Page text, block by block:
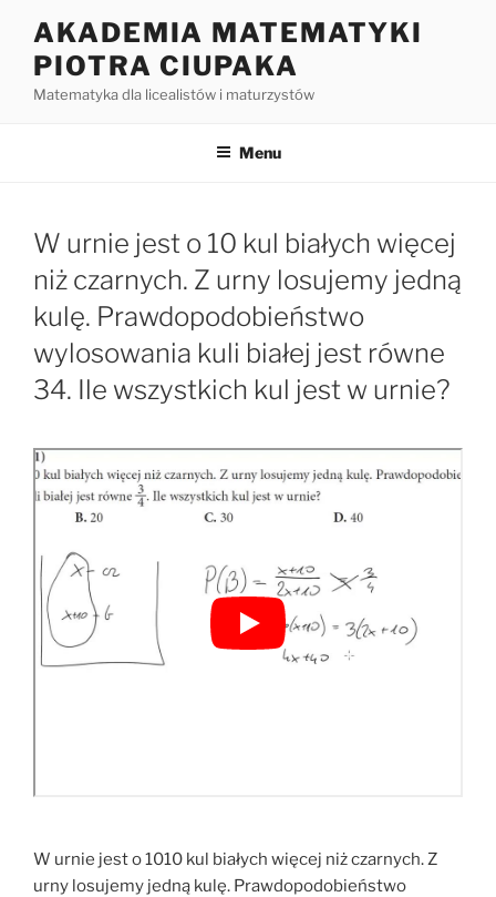
treści
AKADEMIA MATEMATYKI
PIOTRA CIUPAKA
Matematyka dla licealistów i maturzystów
Menu
W urnie jest o 10 kul białych więcej
niż czarnych. Z urny losujemy jedną
kulę. Prawdopodobieństwo
wylosowania kuli białej jest równe
34. Ile wszystkich kul jest w urnie?
W urnie jest o 1010 kul białych więcej niż czarnych. Z
urny losujemy jedną kulę. Prawdopodobieństwo